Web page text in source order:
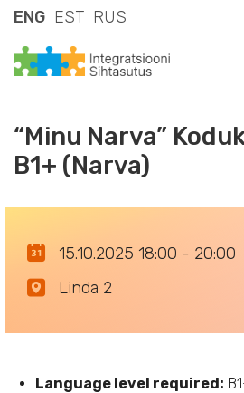
ENG EST RUS
“Minu Narva”
B1+ (Narva)
15.10.2025 18:00 - 20:00
Linda 2
Language level required: